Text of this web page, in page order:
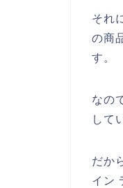
それ
の商
す。
なの
して
だか
イン